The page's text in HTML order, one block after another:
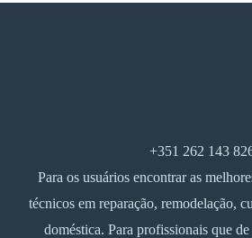
+351 262 143
Para os usuários encontrar as
técnicos em reparação, remodelação,
doméstica. Para profissionais que